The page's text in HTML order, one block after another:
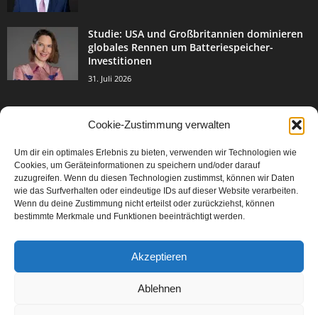
Cookie-Zustimmung verwalten
Um dir ein optimales Erlebnis zu bieten, verwenden wir Technologien wie
Cookies, um Geräteinformationen zu speichern und/oder darauf
zuzugreifen. Wenn du diesen Technologien zustimmst, können wir Daten
wie das Surfverhalten oder eindeutige IDs auf dieser Website verarbeiten.
Wenn du deine Zustimmung nicht erteilst oder zurückziehst, können
bestimmte Merkmale und Funktionen beeinträchtigt werden.
Akzeptieren
Ablehnen
Studie: USA und Großbritannien dominieren
globales Rennen um Batteriespeicher-
Investitionen
31. Juli 2026
Events & Success 3004
Breaking News 2067
Aktuelles
Featured Article
Karriere 567